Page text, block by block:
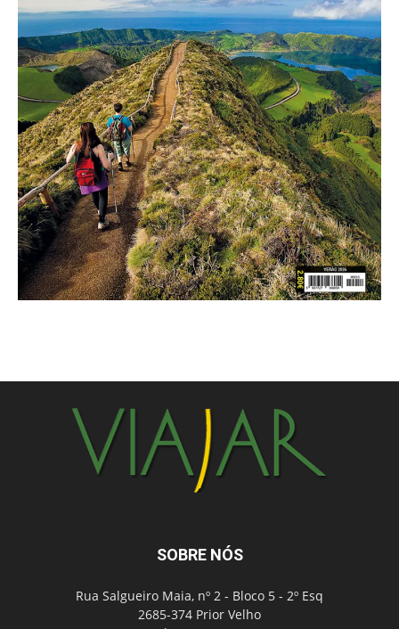
SOBRE NÓS
Rua Salgueiro Maia, nº 2 - Bloco 5 - 2º Esq
2685-374 Prior Velho